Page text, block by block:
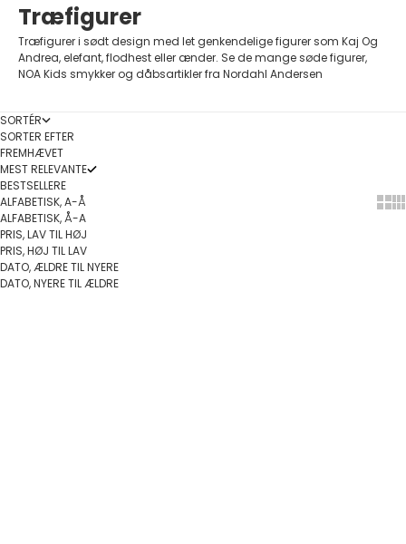
Træfigurer
Træfigurer i sødt design med let genkendelige figurer som Kaj Og
Andrea, elefant, flodhest eller ænder. Se de mange søde figurer,
NOA Kids smykker og dåbsartikler fra Nordahl Andersen
SORTÉR
SORTER EFTER
FREMHÆVET
MEST RELEVANTE
BESTSELLERE
ALFABETISK, A-Å
ALFABETISK, Å-A
PRIS, LAV TIL HØJ
PRIS, HØJ TIL LAV
DATO, ÆLDRE TIL NYERE
DATO, NYERE TIL ÆLDRE